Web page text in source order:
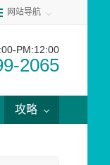
网站导航
PM:12:00
2065
攻略